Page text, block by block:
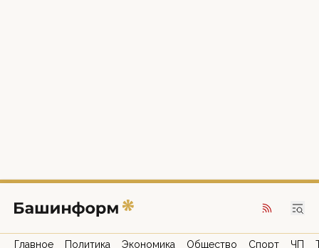
Главное Политика Экономика Общество Спорт ЧП